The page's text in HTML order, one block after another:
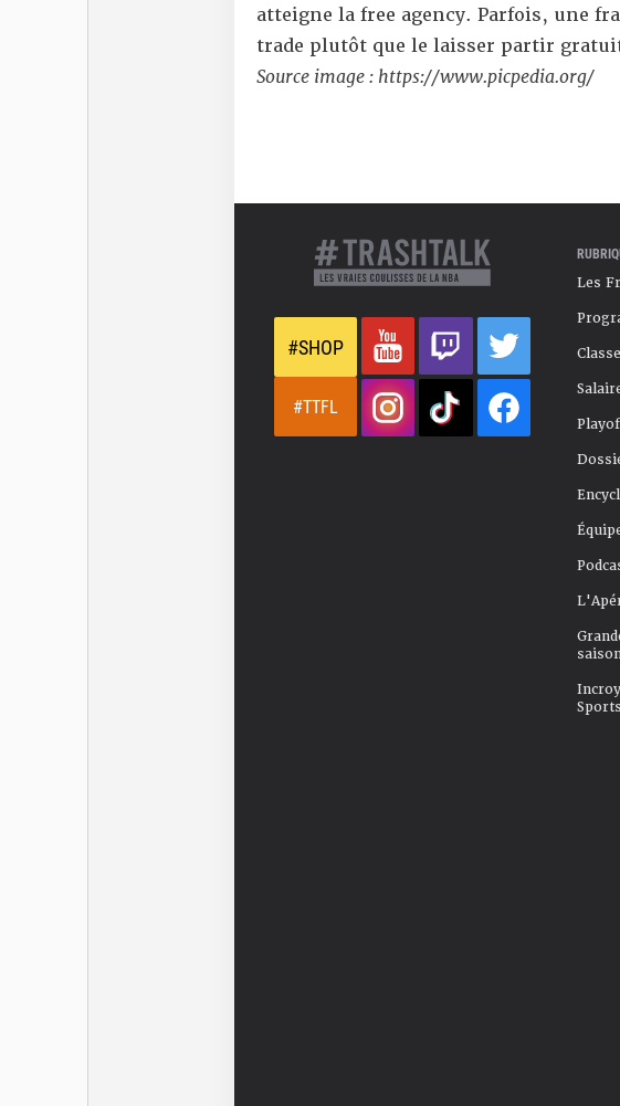
atteigne la free agency. Parfois, une
trade plutôt que le laisser partir
Source image : https://www.picpedia.org/
#SHOP
#TTFL
Les
Sports